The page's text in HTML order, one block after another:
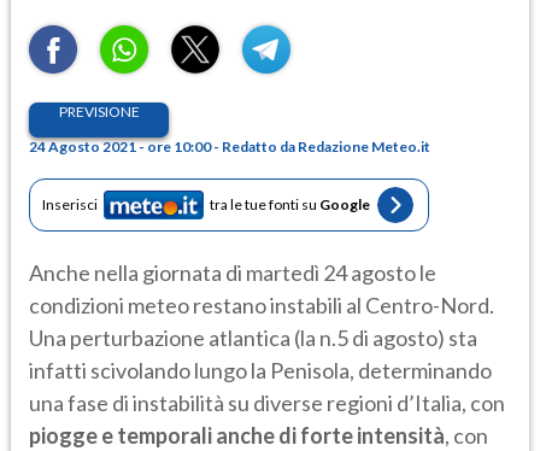
PREVISIONE
24 Agosto 2021 - ore 10:00 - Redatto da Redazione Meteo.it
Inserisci tra le tue fonti su Google
Anche nella giornata di martedì 24 agosto le
condizioni meteo restano instabili al Centro-Nord.
Una perturbazione atlantica (la n.5 di agosto) sta
infatti scivolando lungo la Penisola, determinando
una fase di instabilità su diverse regioni d’Italia, con
piogge e temporali anche di forte intensità, con